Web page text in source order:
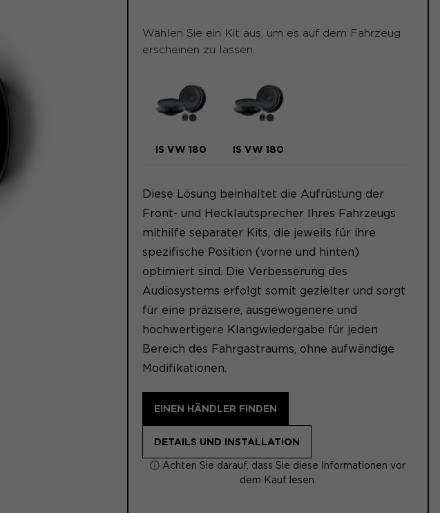
Wählen Sie ein Kit aus, um es auf dem Fahrzeug
erscheinen zu lassen.
IS VW 180 IS VW 180
Diese Lösung beinhaltet die Aufrüstung der
Front- und Hecklautsprecher Ihres Fahrzeugs
mithilfe separater Kits, die jeweils für ihre
spezifische Position (vorne und hinten)
optimiert sind. Die Verbesserung des
Audiosystems erfolgt somit gezielter und sorgt
für eine präzisere, ausgewogenere und
hochwertigere Klangwiedergabe für jeden
Bereich des Fahrgastraums, ohne aufwändige
Modifikationen.
EINEN HÄNDLER FINDEN
DETAILS UND INSTALLATION
ⓘ Achten Sie darauf, dass Sie diese Informationen vor
dem Kauf lesen.